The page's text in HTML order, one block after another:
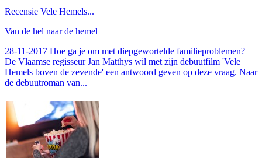
Recensie Vele Hemels...
Van de hel naar de hemel
28-11-2017 Hoe ga je om met diepgewortelde familieproblemen?
De Vlaamse regisseur Jan Matthys wil met zijn debuutfilm 'Vele
Hemels boven de zevende' een antwoord geven op deze vraag. Naar
de debuutroman van...